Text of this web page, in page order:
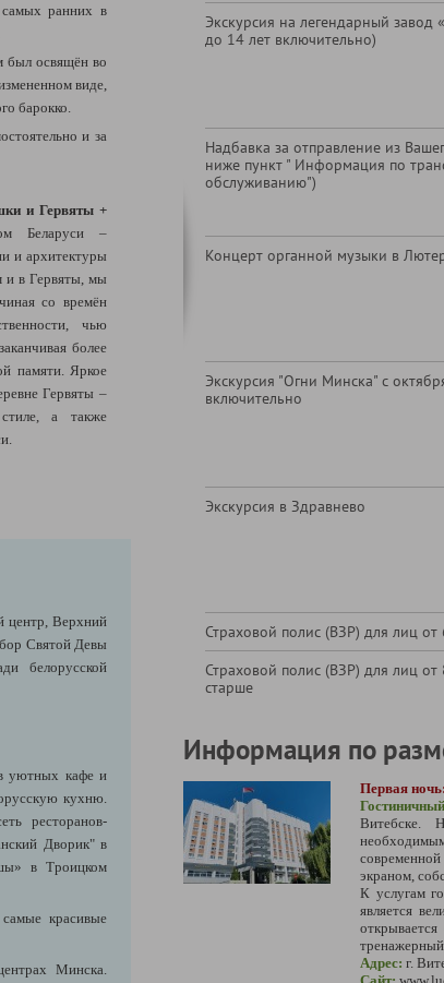
ранних в
был освящён во
виде,
барокко.
и за
и Гервяты +
Беларуси –
и архитектуры
и в Гервяты, мы
со времён
чью
более
памяти. Яркое
Гервяты –
а также
центр, Верхний
Святой Девы
белорусской
уютных кафе и
кухню.
ресторанов-
Дворик" в
в Троицком
красивые
Минска.
Экскурсия на легендарный завод
до 14 лет включительно)
Надбавка за отправление из
ниже пункт " Информация по
обслуживанию")
Концерт органной музыки в
Экскурсия "Огни Минска" с
включительно
Экскурсия в Здравнево
Страховой полис (ВЗР) для лиц
Страховой полис (ВЗР) для лиц от
старше
Информация по
Первая ночь:
Витебске.
экраном,
К услугам
является
тренажерный
Адрес: г.